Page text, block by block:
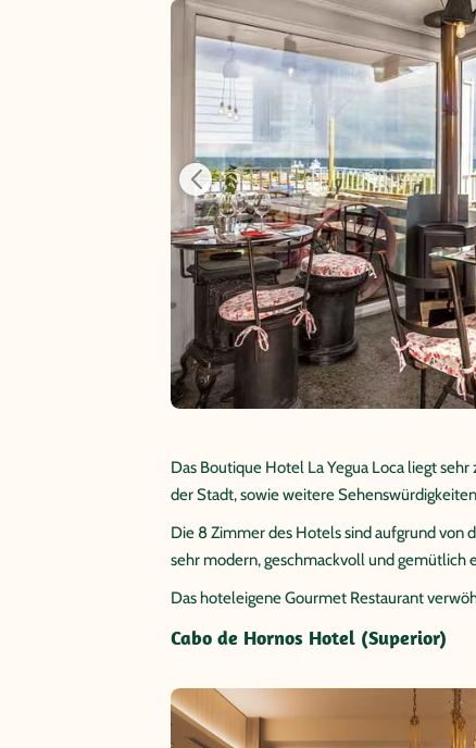
Das Boutique Hotel La Yegua Loca liegt
der Stadt, sowie weitere
Die 8 Zimmer des Hotels sind aufgrund von
sehr modern, geschmackvoll und gemütlich
Das hoteleigene Gourmet Restaurant
Cabo de Hornos Hotel (Superior)